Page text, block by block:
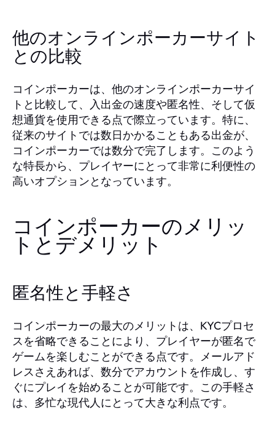
他のオンラインポーカーサイト
との比較
コインポーカーは、他のオンラインポーカーサイ
トと比較して、入出金の速度や匿名性、そして仮
想通貨を使用できる点で際立っています。特に、
従来のサイトでは数日かかることもある出金が、
コインポーカーでは数分で完了します。このよう
な特長から、プレイヤーにとって非常に利便性の
高いオプションとなっています。
コインポーカーのメリッ
トとデメリット
匿名性と手軽さ
コインポーカーの最大のメリットは、KYCプロセ
スを省略できることにより、プレイヤーが匿名で
ゲームを楽しむことができる点です。メールアド
レスさえあれば、数分でアカウントを作成し、す
ぐにプレイを始めることが可能です。この手軽さ
は、多忙な現代人にとって大きな利点です。